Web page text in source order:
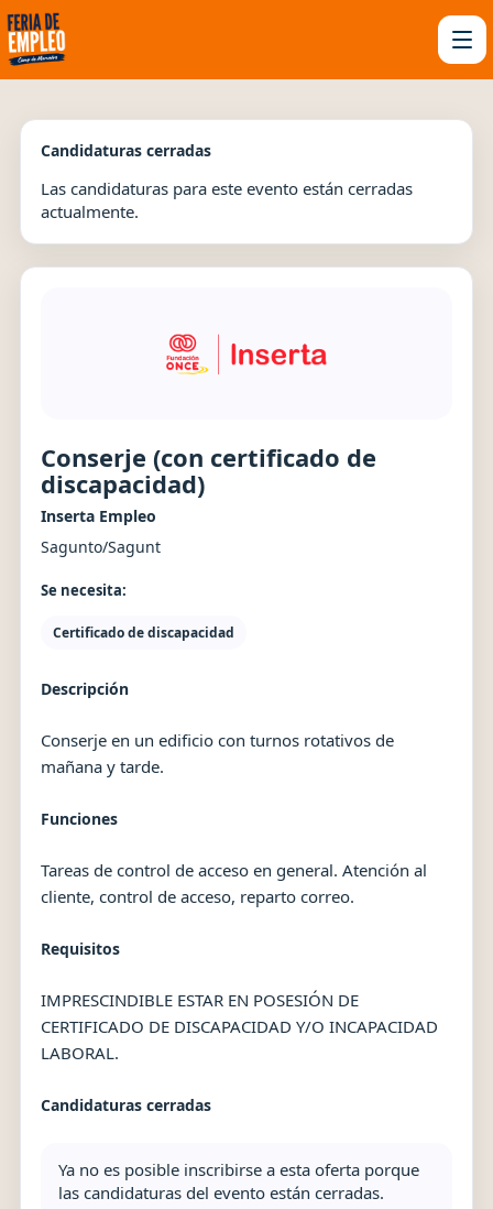
Candidaturas cerradas
Las candidaturas para este evento están cerradas
actualmente.
Conserje (con certificado de
discapacidad)
Inserta Empleo
Sagunto/Sagunt
Se necesita:
Certificado de discapacidad
Descripción
Conserje en un edificio con turnos rotativos de
mañana y tarde.
Funciones
Tareas de control de acceso en general. Atención al
cliente, control de acceso, reparto correo.
Requisitos
IMPRESCINDIBLE ESTAR EN POSESIÓN DE
CERTIFICADO DE DISCAPACIDAD Y/O INCAPACIDAD
LABORAL.
Candidaturas cerradas
Ya no es posible inscribirse a esta oferta porque
las candidaturas del evento están cerradas.